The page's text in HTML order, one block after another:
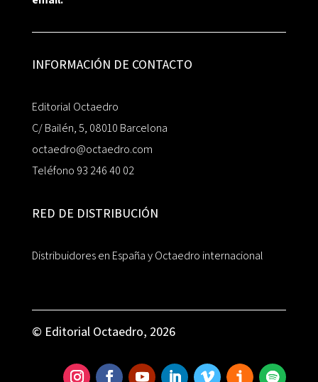
INFORMACIÓN DE CONTACTO
Editorial Octaedro
C/ Bailén, 5, 08010 Barcelona
octaedro@octaedro.com
Teléfono 93 246 40 02
RED DE DISTRIBUCIÓN
Distribuidores en España y Octaedro internacional
© Editorial Octaedro, 2026